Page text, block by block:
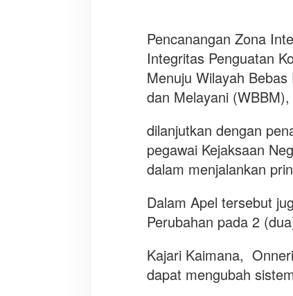
Pencanangan Zona
Integritas Penguatan
Menuju Wilayah
dan Melayani (WBBM),
dilanjutkan dengan
pegawai Kejaksaan
dalam menjalankan
Dalam Apel tersebut
Perubahan pada 2
Kajari Kaimana,
dapat mengubah